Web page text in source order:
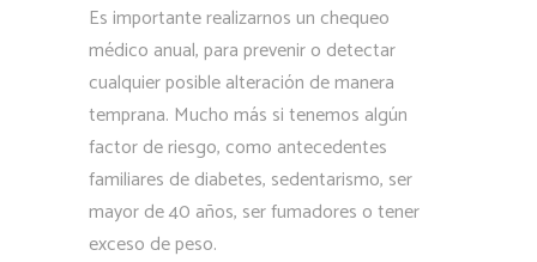
Es importante realizarnos un chequeo
médico anual, para prevenir o detectar
cualquier posible alteración de manera
temprana. Mucho más si tenemos algún
factor de riesgo, como antecedentes
familiares de diabetes, sedentarismo, ser
mayor de 40 años, ser fumadores o tener
exceso de peso.